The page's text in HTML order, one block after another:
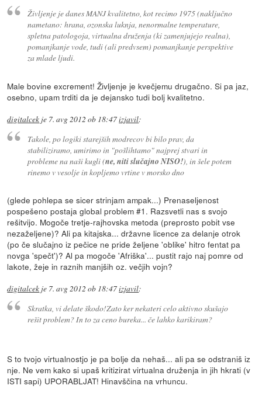
Življenje je danes MANJ kvalitetno, kot recimo 1975 (naključno
nametano: hrana, ozonska luknja, nenormalne temperature,
spletna patologoja, virtualna druženja (ki zamenjujejo realna),
pomanjkanje vode, tudi (ali predvsem) pomanjkanje perspektive
za mlade ljudi.
Male bovine excrement! Življenje je kvečjemu drugačno. Si pa jaz,
osebno, upam trditi da je dejansko tudi bolj kvalitetno.
digitalcek je 7. avg 2012 ob 18:47izjavil:
Takole, po logiki starejših modrecov bi bilo prav, da
stabiliziramo, umirimo in "pošlihtamo" najprej stvari in
probleme na naši kugli (ne, niti slučajno NISO!), in šele potem
rinemo v vesolje in kopljemo vrtine v morsko dno
(glede pohlepa se sicer strinjam ampak...) Prenaseljenost
pospešeno postaja global problem #1. Razsvetli nas s svojo
rešitvijo. Mogoče tretje-rajhovska metoda (preprosto pobit vse
nezaželjene)? Ali pa kitajska... državne licence za delanje otrok
(po če slučajno iz pečice ne pride željene 'oblike' hitro fentat pa
novga 'spečt')? Al pa mogoče 'Afriška'... pustit rajo naj pomre od
lakote, žeje in raznih manjših oz. večjih vojn?
digitalcek je 7. avg 2012 ob 18:47izjavil:
Skratka, vi delate škodo!Zato ker nekateri celo aktivno skušajo
rešit problem? In to za ceno bureka... če lahko karikiram?
S to tvojo virtualnostjo je pa bolje da nehaš... ali pa se odstraniš iz
nje. Ne vem kako si upaš kritizirat virtualna druženja in jih hkrati (v
ISTI sapi) UPORABLJAT! Hinavščina na vrhuncu.